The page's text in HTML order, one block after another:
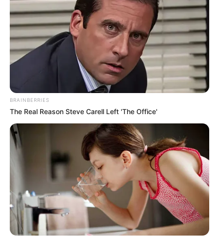
BRAINBERRIES
The Real Reason Steve Carell Left 'The Office'